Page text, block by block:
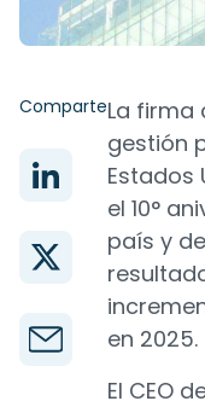
ComparteLa firma
gestión
Estados
el 10°
país y
en 2025.
El CEO